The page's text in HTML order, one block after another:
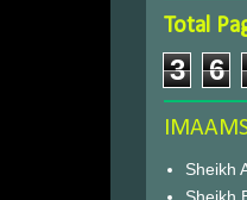
Total
3 6
Sheikh
Sheikh